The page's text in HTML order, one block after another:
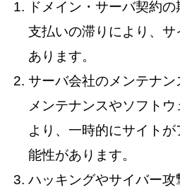
ドメイン・サーバ契約
支払いの滞りにより、
あります。
サーバ会社のメンテナン
メンテナンスやソフト
より、一時的にサイト
能性があります。
ハッキングやサイバー